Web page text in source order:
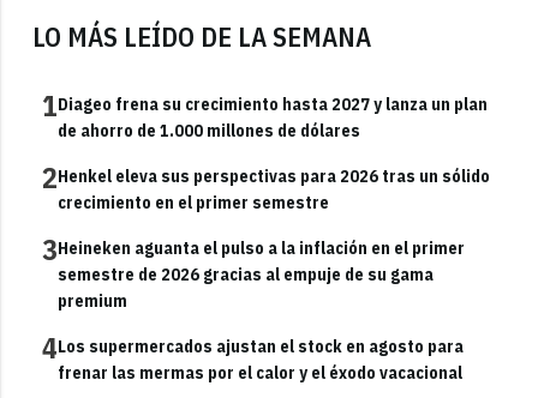
LO MÁS LEÍDO DE LA SEMANA
1Diageo frena su crecimiento hasta 2027 y lanza un plan
de ahorro de 1.000 millones de dólares
2Henkel eleva sus perspectivas para 2026 tras un sólido
crecimiento en el primer semestre
3Heineken aguanta el pulso a la inflación en el primer
semestre de 2026 gracias al empuje de su gama
premium
4Los supermercados ajustan el stock en agosto para
frenar las mermas por el calor y el éxodo vacacional